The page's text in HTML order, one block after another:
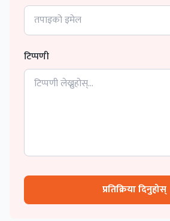
टिप्पणी
प्रतिक्रिया दिनुहोस्